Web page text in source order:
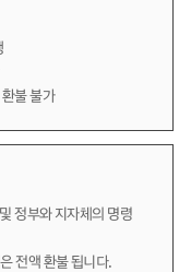
불 불가
정부와 지자체의 명령
전액 환불 됩니다.